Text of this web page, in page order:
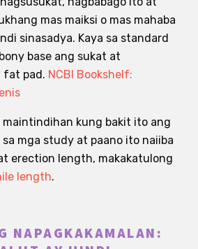
mas maiksi o mas mahaba
sinasadya. Kaya sa standard
base ang sukat at
fat pad. NCBI Bookshelf:
maintindihan kung bakit ito ang
mga study at paano ito naiiba
erection length, makakatulong
length.
NAPAGKAKAMALAN: